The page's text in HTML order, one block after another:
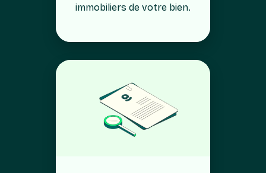
immobiliers de votre bien.